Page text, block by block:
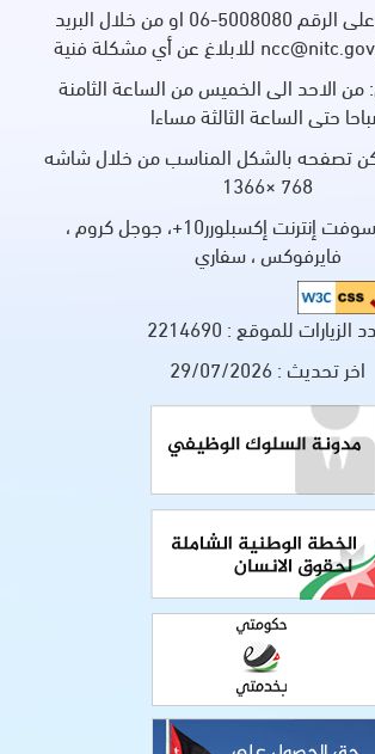
الرجاء الاتصال على الرقم 5008080-06 او من خلال البريد
الاحد الى الخميس من الساعة الثامنة
حتى الساعة الثالثة مساءا
تصفحه بالشكل المناسب من خلال شاشه
768 ×1366
يدعم مايكروسوفت إنترنت إكسبلورر10+، جوجل كروم ،
فايرفوكس ، سفاري
الزيارات للموقع : 2214690
اخر تحديث : 29/07/2026